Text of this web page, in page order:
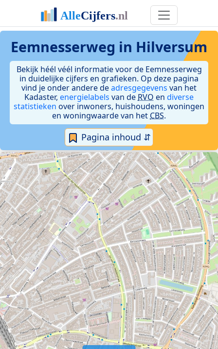
Eemnesserweg in Hilversum
Bekijk héél véél informatie voor de Eemnesserweg
in duidelijke cijfers en grafieken. Op deze pagina
vind je onder andere deadresgegevens van het
Kadaster, energielabels van de RVO en diverse
statistieken over inwoners, huishoudens, woningen
en woningwaarde van het CBS.
Pagina inhoud ⇵